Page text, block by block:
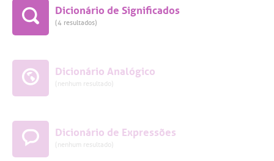
Dicionário de Significados
(4 resultados)
Dicionário Analógico
(nenhum resultado)
Dicionário de Expressões
(nenhum resultado)